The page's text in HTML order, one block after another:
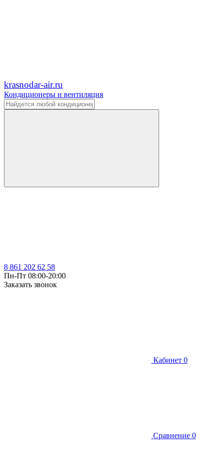
krasnodar-air.ru
Кондиционеры и вентиляция
8 861 202 62 58
Пн-Пт 08:00-20:00
Заказать звонок
Кабинет 0
Сравнение 0